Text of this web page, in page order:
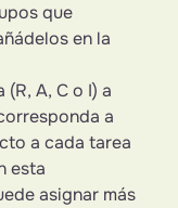
que
en la
(R, A, C o I) a
a
a cada tarea
esta
asignar más